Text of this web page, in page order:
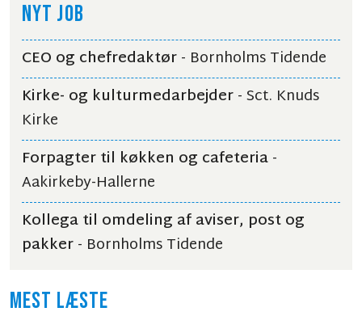
NYT JOB
CEO og chefredaktør- Bornholms Tidende
Kirke- og kulturmedarbejder- Sct. Knuds
Kirke
Forpagter til køkken og cafeteria-
Aakirkeby-Hallerne
Kollega til omdeling af aviser, post og
pakker- Bornholms Tidende
MEST LÆSTE